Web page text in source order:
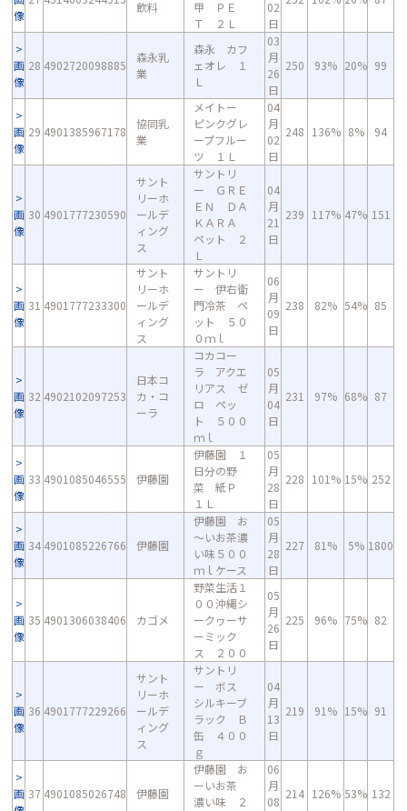
像
飲料
甲 ＰＥ
Ｔ ２Ｌ
02
日
画
像
28 4902720098885
森永乳
業
森永 カフ
ェオレ １
Ｌ
03
月
26
日
250 93% 20% 99
画
像
29 4901385967178
協同乳
業
メイトー
ピンクグレ
ープフルー
ツ １Ｌ
04
月
02
日
248 136% 8% 94
画
像
30 4901777230590
サント
リーホ
ールデ
ィング
ス
サントリ
ー ＧＲＥ
ＥＮ ＤＡ
ＫＡＲＡ
ペット ２
Ｌ
04
月
21
日
239 117% 47% 151
画
像
31 4901777233300
サント
リーホ
ールデ
ィング
ス
サントリ
ー 伊右衛
門冷茶 ペ
ット ５０
０ｍｌ
06
月
09
日
238 82% 54% 85
画
像
32 4902102097253
日本コ
カ・コ
ーラ
コカコー
ラ アクエ
リアス ゼ
ロ ペッ
ト ５００
ｍｌ
05
月
04
日
231 97% 68% 87
画
像
33 4901085046555 伊藤園
伊藤園 １
日分の野
菜 紙Ｐ
１Ｌ
05
月
28
日
228 101% 15% 252
画
像
34 4901085226766 伊藤園
伊藤園 お
～いお茶濃
い味５００
ｍｌケース
05
月
28
日
227 81% 5% 1800
画
像
35 4901306038406 カゴメ
野菜生活１
００沖縄シ
ークヮーサ
ーミック
ス ２００
05
月
26
日
225 96% 75% 82
画
像
36 4901777229266
サント
リーホ
ールデ
ィング
ス
サントリ
ー ボス
シルキーブ
ラック Ｂ
缶 ４００
ｇ
04
月
13
日
219 91% 15% 91
画 37 4901085026748 伊藤園
伊藤園 お
ーいお茶
濃い味 ２
06
月
08
214 126% 53% 132